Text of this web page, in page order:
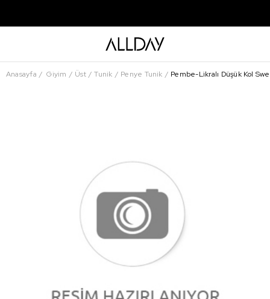
Anasayfa Giyim Üst Tunik Penye Tunik Pembe-Likralı Düşük Kol